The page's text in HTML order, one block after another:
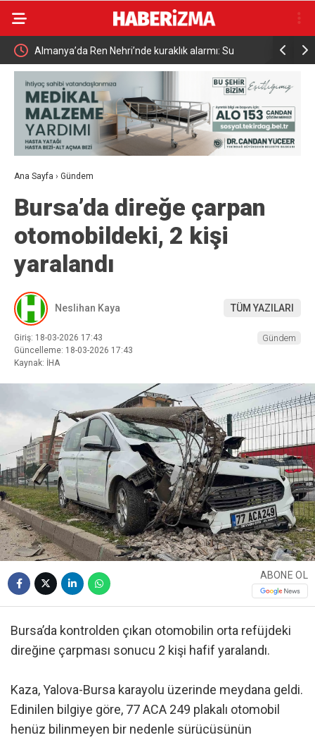
Almanya’da Ren Nehri’nde kuraklık alarmı: Su
seviyesinde tarihi düşüş yaşandı
Ana Sayfa › Gündem
Bursa’da direğe çarpan
otomobildeki, 2 kişi
yaralandı
Neslihan Kaya TÜM YAZILARI
Giriş: 18-03-2026 17:43
Güncelleme: 18-03-2026 17:43
Kaynak: İHA
Gündem
ABONE OL
Bursa’da kontrolden çıkan otomobilin orta refüjdeki
direğine çarpması sonucu 2 kişi hafif yaralandı.
Kaza, Yalova-Bursa karayolu üzerinde meydana geldi.
Edinilen bilgiye göre, 77 ACA 249 plakalı otomobil
henüz bilinmeyen bir nedenle sürücüsünün